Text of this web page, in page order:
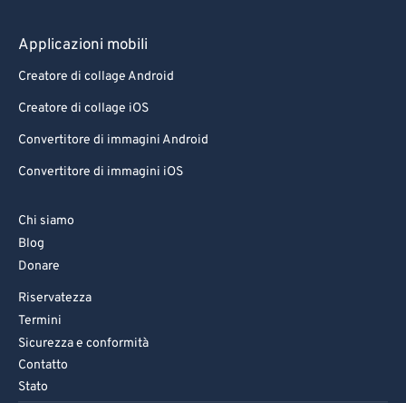
Applicazioni mobili
Creatore di collage Android
Creatore di collage iOS
Convertitore di immagini Android
Convertitore di immagini iOS
Chi siamo
Blog
Donare
Riservatezza
Termini
Sicurezza e conformità
Contatto
Stato